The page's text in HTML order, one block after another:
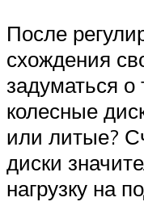
После
схождения
задуматься о
колесные
или литые?
диски
нагрузку на